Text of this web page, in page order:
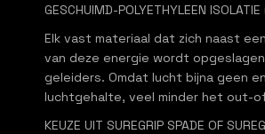
GESCHUIMD-POLYETHYLEEN
Elk vast materiaal dat zich naast
van deze energie wordt
geleiders. Omdat lucht bijna geen
luchtgehalte, veel minder het out-
KEUZE UIT SUREGRIP SPADE OF